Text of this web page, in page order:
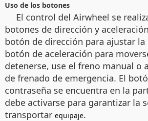
Uso de los botones
El control del Airwheel se
botones de dirección y
botón de dirección para ajustar la
botón de aceleración para
detenerse, use el freno manual o
de frenado de emergencia. El
contraseña se encuentra en la
debe activarse para garantizar la
transportar equipaje.